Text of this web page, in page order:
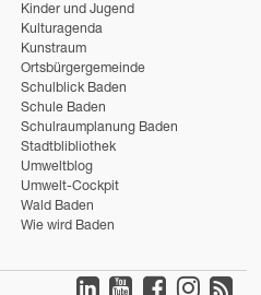
Kinder und Jugend
Kulturagenda
Kunstraum
Ortsbürgergemeinde
Schulblick Baden
Schule Baden
Schulraumplanung Baden
Stadtblibliothek
Umweltblog
Umwelt-Cockpit
Wald Baden
Wie wird Baden